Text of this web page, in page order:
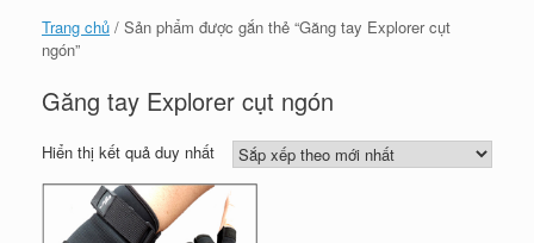
Trang chủ / Sản phẩm được gắn thẻ “Găng tay Explorer cụt
ngón”
Găng tay Explorer cụt ngón
Hiển thị kết quả duy nhất